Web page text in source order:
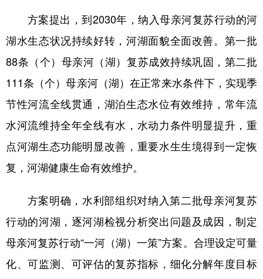
法律 中央文件 金融 汽车
食品 人居 信息化 数字经济
学术中国 乡村振兴 银龄 溯源中国
彩票 娱乐 时尚 悦读
公益 一带一路 亚太网 上市公司
文化产业
北京 天津 河北 山西
辽宁 吉林 上海 江苏
方案提出，到2030年，纳入母亲河复苏行动的河
湖水生态状况持续好转，河湖面貌全面改善。第一批
88条（个）母亲河（湖）复苏成效持续巩固，第二批
111条（个）母亲河（湖）在正常来水条件下，实现季
节性河流全线贯通，湖泊生态水位有效维持，常年流
水河流维持全年全线有水，水动力条件明显提升，重
点河湖生态功能明显改善，重要水生生境得到一定恢
复，河湖健康生命有效维护。
方案明确，水利部组织对纳入第二批母亲河复苏
行动的河湖，逐河湖检视分析突出问题及成因，制定
母亲河复苏行动“一河（湖）一策”方案。合理设定可量
化、可监测、可评估的复苏指标，细化分解年度目标